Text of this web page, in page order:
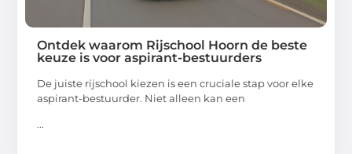
Ontdek waarom Rijschool Hoorn de beste
keuze is voor aspirant-bestuurders
De juiste rijschool kiezen is een cruciale stap voor elke
aspirant-bestuurder. Niet alleen kan een
...